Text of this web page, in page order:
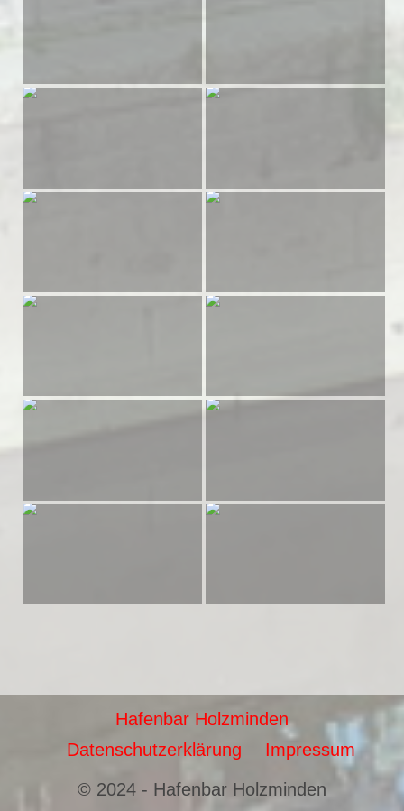
Hafenbar Holzminden
Datenschutzerklärung
Impressum
© 2024 - Hafenbar Holzminden